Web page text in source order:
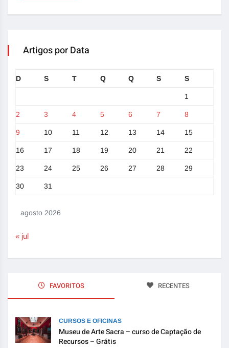
Artigos por Data
agosto 2026
D S T Q Q S S
1
2 3 4 5 6 7 8
9 10 11 12 13 14 15
16 17 18 19 20 21 22
23 24 25 26 27 28 29
30 31
« jul
FAVORITOS RECENTES
CURSOS E OFICINAS
Museu de Arte Sacra – curso de Captação de
Recursos – Grátis